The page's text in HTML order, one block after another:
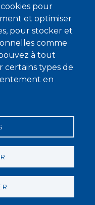
pour
et optimiser
pour stocker et
comme
à tout
types de
en
de vente